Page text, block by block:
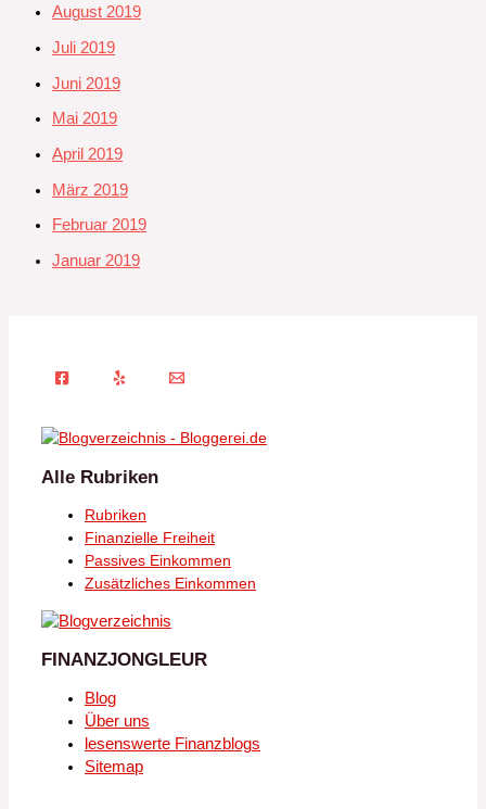
August 2019
Juli 2019
Juni 2019
Mai 2019
April 2019
März 2019
Februar 2019
Januar 2019
Alle Rubriken
Rubriken
Finanzielle Freiheit
Passives Einkommen
Zusätzliches Einkommen
FINANZJONGLEUR
Blog
Über uns
lesenswerte Finanzblogs
Sitemap